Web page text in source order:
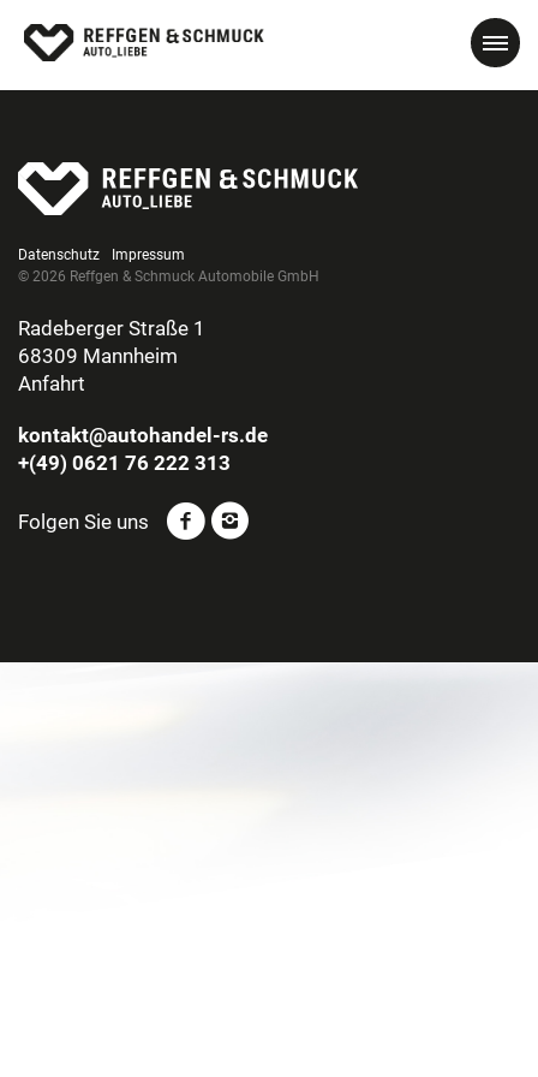
Datenschutz
Impressum
© 2026 Reffgen & Schmuck Automobile GmbH
Radeberger Straße 1
68309 Mannheim
Anfahrt
kontakt@autohandel-rs.de
+(49) 0621 76 222 313
Folgen Sie uns